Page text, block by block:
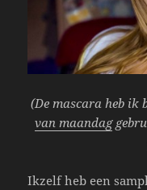
(De mascara heb
van maandag
Ikzelf heb een